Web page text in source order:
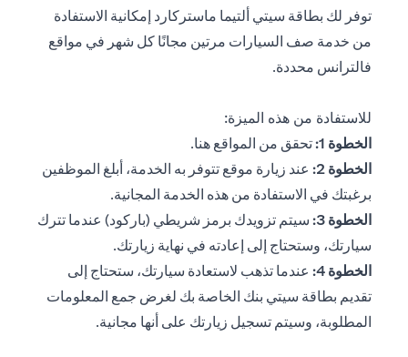
توفر لك بطاقة سيتي ألتيما ماستركارد إمكانية الاستفادة
من خدمة صف السيارات مرتين مجانًا كل شهر في مواقع
فالترانس محددة.
للاستفادة من هذه الميزة:
الخطوة 1:
تحقق من المواقع هنا(opens in a new tab).
الخطوة 2:
عند زيارة موقع تتوفر به الخدمة، أبلغ الموظفين
برغبتك في الاستفادة من هذه الخدمة المجانية.
الخطوة 3:
سيتم تزويدك برمز شريطي (باركود) عندما تترك
سيارتك، وستحتاج إلى إعادته في نهاية زيارتك.
الخطوة 4:
عندما تذهب لاستعادة سيارتك، ستحتاج إلى
تقديم بطاقة سيتي بنك الخاصة بك لغرض جمع المعلومات
المطلوبة، وسيتم تسجيل زيارتك على أنها مجانية.